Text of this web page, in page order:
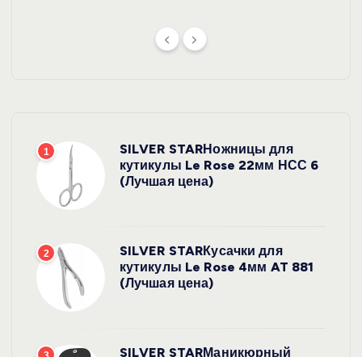
1
SILVER STARНожницы для
кутикулы Le Rose 22мм НСС 6
(Лучшая цена)
2
SILVER STARКусачки для
кутикулы Le Rose 4мм AT 881
(Лучшая цена)
SILVER STARМаникюрный